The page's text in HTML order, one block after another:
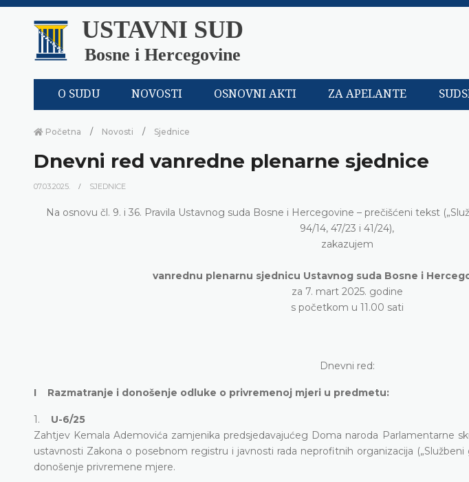
USTAVNI SUD
Bosne i Hercegovine
O SUDU NOVOSTI OSNOVNI AKTI ZA APELANTE
Početna Novosti Sjednice
Dnevni red vanredne plenarne sjednice
07.03.2025. SJEDNICE
Na osnovu čl. 9. i 36. Pravila Ustavnog suda Bosne i Hercegovine – prečišćeni tekst
94/14, 47/23 i 41/24),
zakazujem
vanrednu plenarnu sjednicu Ustavnog suda Bosne i
za 7. mart 2025. godine
s početkom u 11.00 sati
Dnevni red:
I Razmatranje i donošenje odluke o privremenoj mjeri u predmetu:
1. U-6/25
Zahtjev Kemala Ademovića zamjenika predsjedavajućeg Doma naroda Parlamentarne
ustavnosti Zakona o posebnom registru i javnosti rada neprofitnih organizacija („Službeni
donošenje privremene mjere.